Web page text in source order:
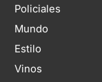
Policiales
Mundo
Estilo
Vinos